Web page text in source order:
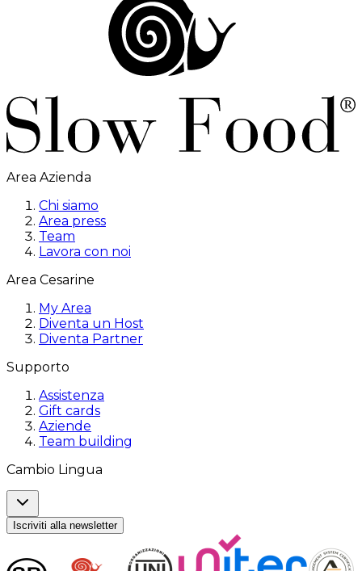
Area Azienda
Chi siamo
Area press
Team
Lavora con noi
Area Cesarine
My Area
Diventa un Host
Diventa Partner
Supporto
Assistenza
Gift cards
Aziende
Team building
Cambio Lingua
Iscriviti alla newsletter